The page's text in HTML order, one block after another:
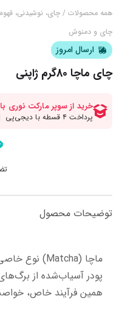
همه محصولات / چای، نوشیدنی، قهوه
چای و دمنوش
ارسال امروز
چای ماچا 80گرم ژاپنی
توضیحات محصول
همین فرآیند خاص،